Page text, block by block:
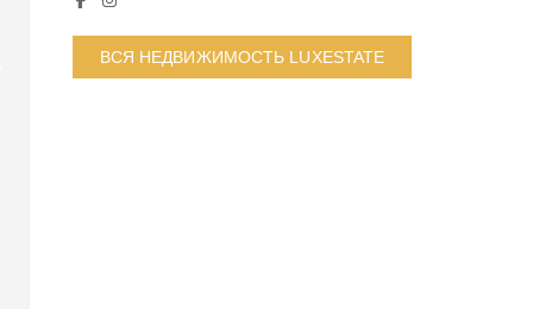
ВСЯ НЕДВИЖИМОСТЬ LUXESTATE